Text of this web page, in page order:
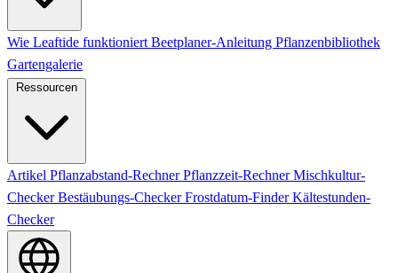
Wie Leaftide funktioniert Beetplaner-Anleitung Pflanzenbibliothek
Gartengalerie
Ressourcen
Artikel Pflanzabstand-RechnerPflanzzeit-RechnerMischkultur-
CheckerBestäubungs-CheckerFrostdatum-FinderKältestunden-
Checker